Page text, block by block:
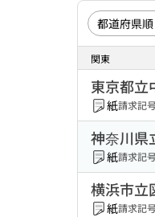
関東
東京都立
紙請求記
神奈川県
紙請求記
横浜市立
紙請求記